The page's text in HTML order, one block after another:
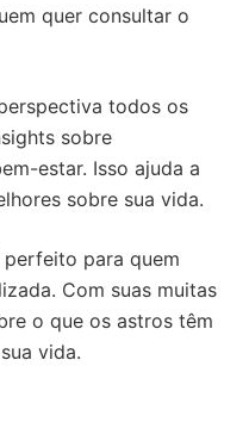
quer consultar o
todos os
sobre
estar. Isso ajuda a
sobre sua vida.
perfeito para quem
Com suas muitas
o que os astros têm
vida.